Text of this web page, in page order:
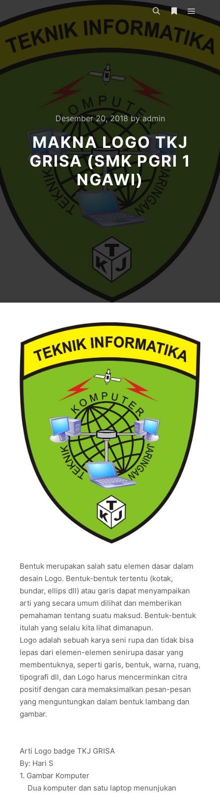
Search More info
Main
Desember 20, 2018byadmin
MAKNA LOGO TKJ
GRISA (SMK PGRI 1
NGAWI)
Bentuk merupakan salah satu elemen dasar dalam
desain Logo. Bentuk-bentuk tertentu (kotak,
bundar, ellips dll) atau garis dapat menyampaikan
arti yang secara umum dilihat dan memberikan
pemahaman tentang suatu maksud. Bentuk-bentuk
itulah yang selalu kita lihat dimanapun.
Logo adalah sebuah karya seni rupa dan tidak bisa
lepas dari elemen-elemen senirupa dasar yang
membentuknya, seperti garis, bentuk, warna, ruang,
tipografi dll, dan Logo harus mencerminkan citra
positif dengan cara memaksimalkan pesan-pesan
yang menguntungkan dalam bentuk lambang dan
gambar.
Arti Logo badge TKJ GRISA
By: Hari S
1. Gambar Komputer
Dua komputer dan satu laptop menunjukan